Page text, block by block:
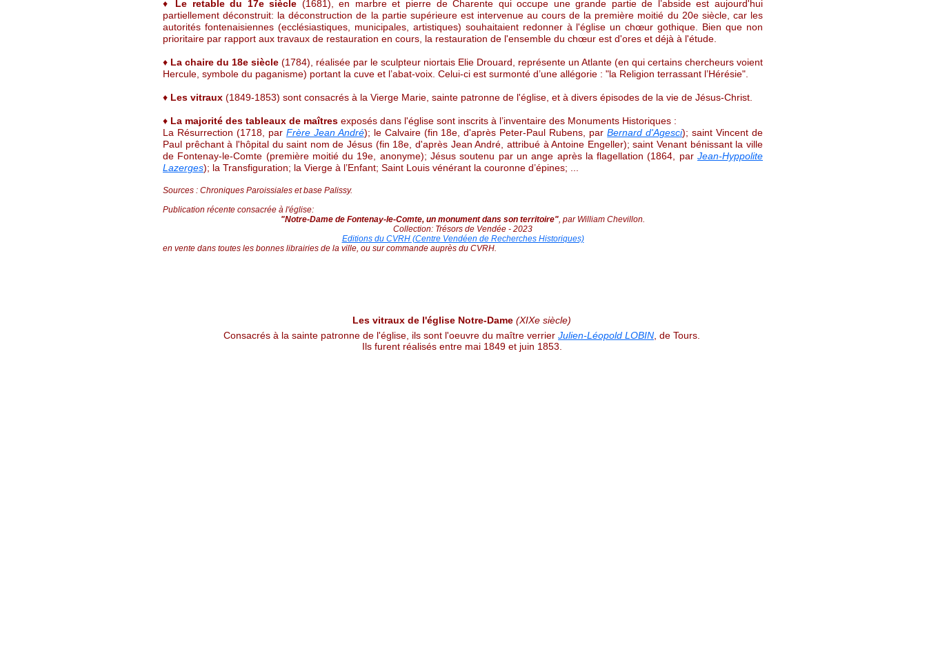
♦ Le retable du 17e siècle (1681), en marbre et pierre de Charente qui occupe une grande partie de l’abside est aujourd'hui
partiellement déconstruit: la déconstruction de la partie supérieure est intervenue au cours de la première moitié du 20e siècle, car les
autorités fontenaisiennes (ecclésiastiques, municipales, artistiques) souhaitaient redonner à l'église un chœur gothique. Bien que non
prioritaire par rapport aux travaux de restauration en cours, la restauration de l'ensemble du chœur est d'ores et déjà à l'étude.
♦ La chaire du 18e siècle (1784), réalisée par le sculpteur niortais Elie Drouard, représente un Atlante (en qui certains chercheurs voient
Hercule, symbole du paganisme) portant la cuve et l’abat-voix. Celui-ci est surmonté d’une allégorie : "la Religion terrassant l’Hérésie".
♦ Les vitraux (1849-1853) sont consacrés à la Vierge Marie, sainte patronne de l'église, et à divers épisodes de la vie de Jésus-Christ.
♦ La majorité des tableaux de maîtres exposés dans l'église sont inscrits à l’inventaire des Monuments Historiques :
La Résurrection (1718, par Frère Jean André); le Calvaire (fin 18e, d'après Peter-Paul Rubens, parBernard d'Agesci); saint Vincent de
Paul prêchant à l'hôpital du saint nom de Jésus (fin 18e, d'après Jean André, attribué à Antoine Engeller); saint Venant bénissant la ville
de Fontenay-le-Comte (première moitié du 19e, anonyme); Jésus soutenu par un ange après la flagellation (1864, par Jean-Hyppolite
Lazerges); la Transfiguration; la Vierge à l’Enfant; Saint Louis vénérant la couronne d’épines; ...
Sources : Chroniques Paroissiales et base Palissy.
Publication récente consacrée à l'église:
"Notre-Dame de Fontenay-le-Comte, un monument dans son territoire", par William Chevillon.
Collection: Trésors de Vendée - 2023
Editions du CVRH (Centre Vendéen de Recherches Historiques)
en vente dans toutes les bonnes librairies de la ville, ou sur commande auprès du CVRH.
Les vitraux de l'église Notre-Dame (XIXe siècle)
Consacrés à la sainte patronne de l'église, ils sont l'oeuvre du maître verrier Julien-Léopold LOBIN , de Tours.
Ils furent réalisés entre mai 1849 et juin 1853.